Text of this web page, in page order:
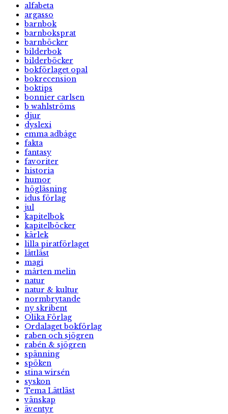
alfabeta
argasso
barnbok
barnboksprat
barnböcker
bilderbok
bilderböcker
bokförlaget opal
bokrecension
boktips
bonnier carlsen
b wahlströms
djur
dyslexi
emma adbåge
fakta
fantasy
favoriter
historia
humor
högläsning
idus förlag
jul
kapitelbok
kapitelböcker
kärlek
lilla piratförlaget
lättläst
magi
mårten melin
natur
natur & kultur
normbrytande
ny skribent
Olika Förlag
Ordalaget bokförlag
raben och sjögren
rabén & sjögren
spänning
spöken
stina wirsén
syskon
Tema Lättläst
vänskap
äventyr